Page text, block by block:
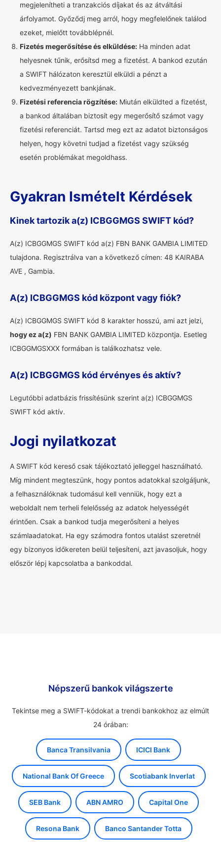
megjelenítheti a tranzakciós díjakat és az átváltási
árfolyamot. Győződj meg arról, hogy megfelelőnek találod
ezeket, mielőtt továbblépnél.
Fizetés megerősítése és elküldése: Ha minden adat
helyesnek tűnik, erősítsd meg a fizetést. A bankod ezután
a SWIFT hálózaton keresztül elküldi a pénzt a
kedvezményezett bankjának.
Fizetési referencia rögzítése: Miután elküldted a fizetést,
a bankod általában biztosít egy megerősítő számot vagy
fizetési referenciát. Tartsd meg ezt az adatot biztonságos
helyen, hogy követni tudjad a fizetést vagy szükség
esetén problémákat megoldhass.
Gyakran Ismételt Kérdések
Kinek tartozik a(z) ICBGGMGS SWIFT kód?
A(z) ICBGGMGS SWIFT kód a(z) FBN BANK GAMBIA LIMITED
tulajdona. Regisztrálva van a következő címen: 48 KAIRABA
AVE , Gambia.
A(z) ICBGGMGS kód központ vagy fiók?
A(z) ICBGGMGS SWIFT kód 8 karakter hosszú, ami azt jelzi,
hogy ez a(z) FBN BANK GAMBIA LIMITED központja. Esetleg
ICBGGMGSXXX formában is találkozhatsz vele.
A(z) ICBGGMGS kód érvényes és aktív?
Legutóbbi adatbázis frissítésünk szerint a(z) ICBGGMGS
SWIFT kód aktív.
Jogi nyilatkozat
A SWIFT kód kereső csak tájékoztató jelleggel használható.
Míg mindent megteszünk, hogy pontos adatokkal szolgáljunk,
a felhasználóknak tudomásul kell venniük, hogy ezt a
weboldalt nem terheli felelősség az adatok helyességét
érintően. Csak a bankod tudja megerősíteni a helyes
számlaadatokat. Ha egy számodra fontos utalást szeretnél
egy bizonyos időkereten belül teljesíteni, azt javasoljuk, hogy
először lépj kapcsolatba a bankoddal.
Népszerű bankok világszerte
Tekintse meg a SWIFT-kódokat a trendi bankokhoz az elmúlt
24 órában:
Banca Transilvania ICICI Bank
National Bank Of Greece Scotiabank Inverlat
SEB Bank ABN AMRO Capital One
Resona Bank Banco Santander Totta